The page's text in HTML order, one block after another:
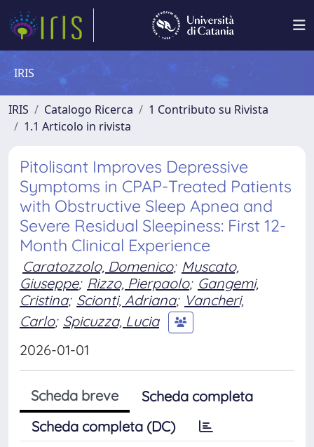
IRIS
IRIS Catalogo Ricerca
1 Contributo su Rivista
1.1 Articolo in rivista
Pitolisant Improves Depressive
Symptoms in CPAP-Treated Patients
with Obstructive Sleep Apnea and
Severe Residual Sleepiness: First 12-
Month Clinical Experience
Caratozzolo, Domenico; Muscato,
Giuseppe; Rizzo, Pierpaolo; Gangemi,
Cristina; Scionti, Adriana; Vancheri,
Carlo; Spicuzza, Lucia
2026-01-01
Scheda breve
Scheda completa
Scheda completa (DC)